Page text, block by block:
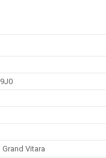
Grand Vitara